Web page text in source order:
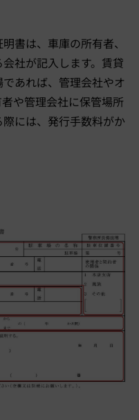
書は、車庫の所有者、
社が記入します。賃貸
あれば、管理会社やオ
や管理会社に保管場所
には、発行手数料がか